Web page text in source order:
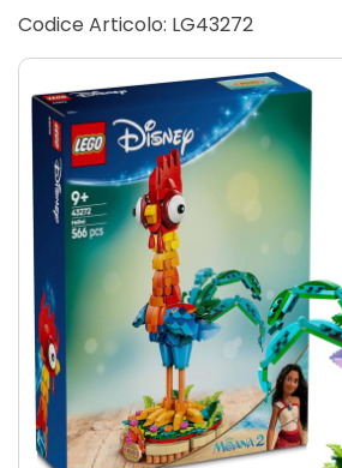
Codice Articolo: LG43272